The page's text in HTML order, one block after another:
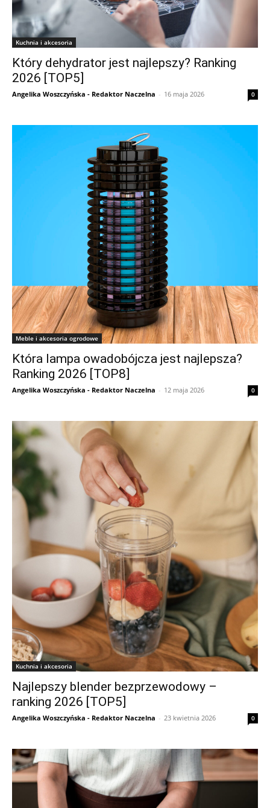
Kuchnia i akcesoria
Który dehydrator jest najlepszy? Ranking
2026 [TOP5]
Angelika Woszczyńska - Redaktor Naczelna - 16 maja 2026 0
Meble i akcesoria ogrodowe
Która lampa owadobójcza jest najlepsza?
Ranking 2026 [TOP8]
Angelika Woszczyńska - Redaktor Naczelna - 12 maja 2026 0
Kuchnia i akcesoria
Najlepszy blender bezprzewodowy –
ranking 2026 [TOP5]
Angelika Woszczyńska - Redaktor Naczelna - 23 kwietnia 2026 0